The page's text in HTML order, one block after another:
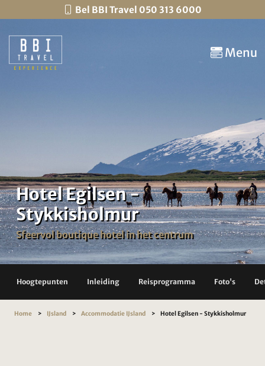
Bel BBI Travel 050 313 6000
Menu
Hotel Egilsen -
Stykkisholmur
Sfeervol boutique hotel in het centrum
Hoogtepunten Inleiding Reisprogramma Foto's
Home IJsland Accommodatie IJsland Hotel Egilsen - Stykkisholmur